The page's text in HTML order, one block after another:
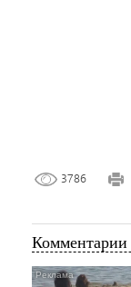
3786
Комментарии